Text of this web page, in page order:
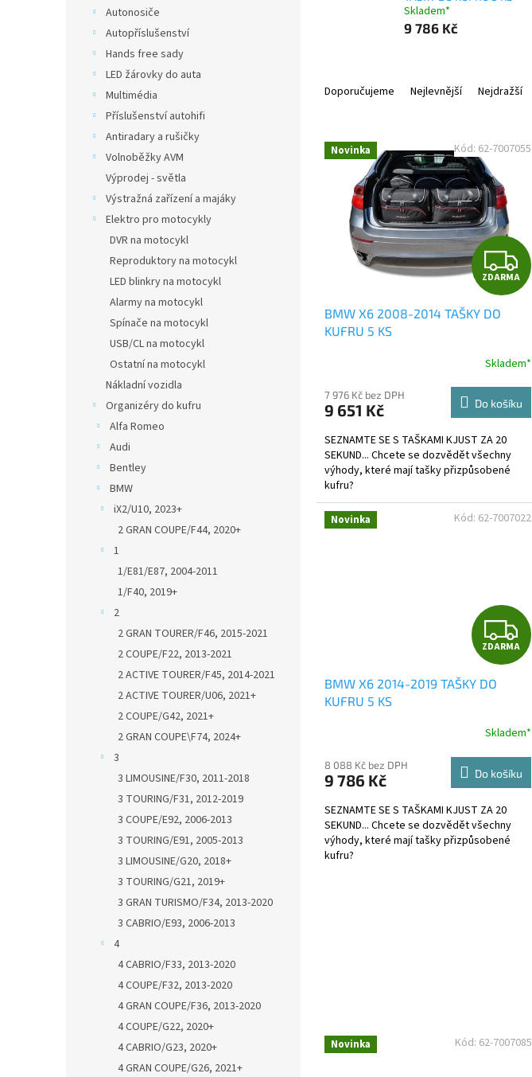
Autonosiče
Autopříslušenství
Hands free sady
LED žárovky do auta
Multimédia
Příslušenství autohifi
Antiradary a rušičky
Volnoběžky AVM
Výprodej - světla
Výstražná zařízení a majáky
Elektro pro motocykly
DVR na motocykl
Reproduktory na motocykl
LED blinkry na motocykl
Alarmy na motocykl
Spínače na motocykl
USB/CL na motocykl
Ostatní na motocykl
Nákladní vozidla
Organizéry do kufru
Alfa Romeo
Audi
Bentley
BMW
iX2/U10, 2023+
2 GRAN COUPE/F44, 2020+
1
1/E81/E87, 2004-2011
1/F40, 2019+
2
2 GRAN TOURER/F46, 2015-2021
2 COUPE/F22, 2013-2021
2 ACTIVE TOURER/F45, 2014-2021
2 ACTIVE TOURER/U06, 2021+
2 COUPE/G42, 2021+
2 GRAN COUPE\F74, 2024+
3
3 LIMOUSINE/F30, 2011-2018
3 TOURING/F31, 2012-2019
3 COUPE/E92, 2006-2013
3 TOURING/E91, 2005-2013
3 LIMOUSINE/G20, 2018+
3 TOURING/G21, 2019+
3 GRAN TURISMO/F34, 2013-2020
3 CABRIO/E93, 2006-2013
4
4 CABRIO/F33, 2013-2020
4 COUPE/F32, 2013-2020
4 GRAN COUPE/F36, 2013-2020
4 COUPE/G22, 2020+
4 CABRIO/G23, 2020+
4 GRAN COUPE/G26, 2021+
Skladem*
9 786 Kč
n
Doporučujeme Nejlevnější Nejdražší
V Novinka
Z
D
R
M
A
ZDARMA
BMW X6 2008-2014 TAŠKY DO
KUFRU 5 KS
Skladem*
7 976 Kč bez DPH
9 651 Kč Do košíku
SEZNAMTE SE S TAŠKAMI KJUST ZA 20
SEKUND... Chcete se dozvědět všechny
výhody, které mají tašky přizpůsobené
kufru?
Kód: 62-7007055
Novinka
Z
D
R
M
A
ZDARMA
BMW X6 2014-2019 TAŠKY DO
KUFRU 5 KS
Skladem*
8 088 Kč bez DPH
9 786 Kč Do košíku
SEZNAMTE SE S TAŠKAMI KJUST ZA 20
SEKUND... Chcete se dozvědět všechny
výhody, které mají tašky přizpůsobené
kufru?
Kód: 62-7007022
Novinka Kód: 62-7007085